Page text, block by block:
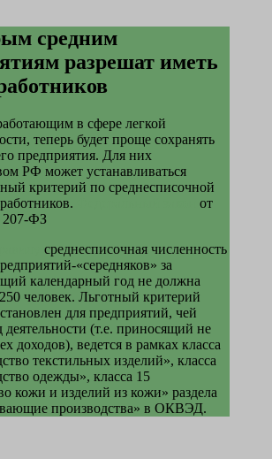
средним
разрешат иметь
в сфере легкой
теперь будет проще сохранять
предприятия. Для них
РФ может устанавливаться
критерий по среднесписочной
от
207-ФЗ
среднесписочная численность
«середняков» за
календарный год не должна
человек. Льготный критерий
для предприятий, чей
(т.е. приносящий не
доходов), ведется в рамках класса
текстильных изделий», класса
одежды», класса 15
кожи и изделий из кожи» раздела
производства» в ОКВЭД.